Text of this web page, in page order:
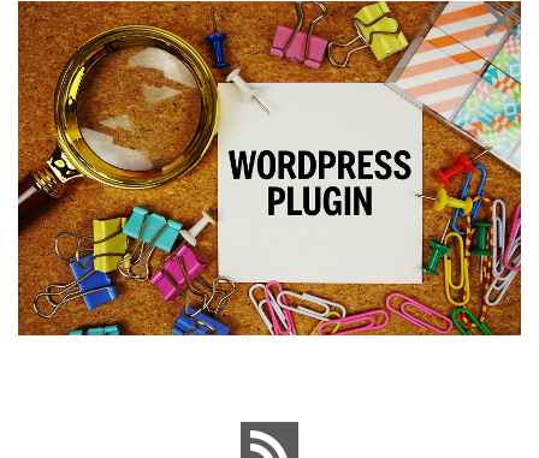
えてください。ブログ運
営をしていると収益化の
為にアフィを始めるのは
基本でうしょね！？ASP
に